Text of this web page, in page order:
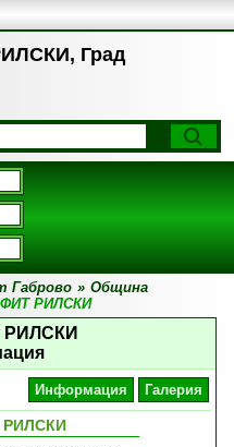
Град
Габрово » Община
РИЛСКИ
Информация Галерия